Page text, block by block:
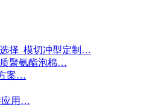
择_模切冲型定制…
聚氨酯泡棉…
案…
应用…